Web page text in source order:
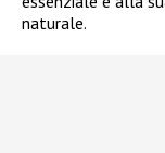
naturale.